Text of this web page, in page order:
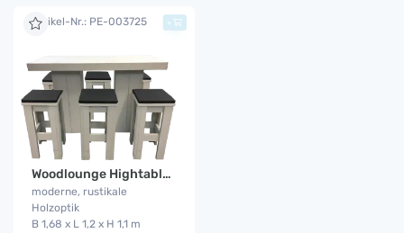
Artikel-Nr.: PE-003725
Woodlounge Hightable Set V2
moderne, rustikale
Holzoptik
B 1,68 x L 1,2 x H 1,1 m
+